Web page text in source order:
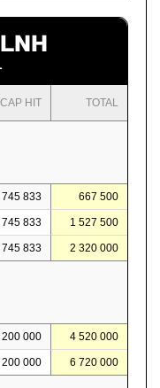
CAP HIT TOTAL
745 833 667 500
745 833 1 527 500
745 833 2 320 000
200 000 4 520 000
200 000 6 720 000